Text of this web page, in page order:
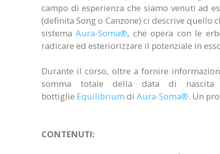
campo di esperienza che siamo venuti ad
(definita Song o Canzone) ci descrive quello
sistemaAura-Soma®, che opera con le
radicare ed esteriorizzare il potenziale in
Durante il corso, oltre a fornire
somma totale della data di nascita
bottiglie Equilibrium di Aura-Soma®. Un
CONTENUTI: